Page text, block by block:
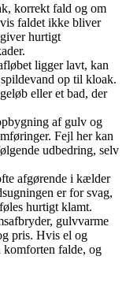
korrekt fald og om
faldet ikke bliver
hurtigt
ligger lavt, kan
op til kloak.
eller et bad, der
af gulv og
Fejl her kan
udbedring, selv
afgørende i kælder
er for svag,
hurtigt klamt.
gulvvarme
pris. Hvis el og
falde, og